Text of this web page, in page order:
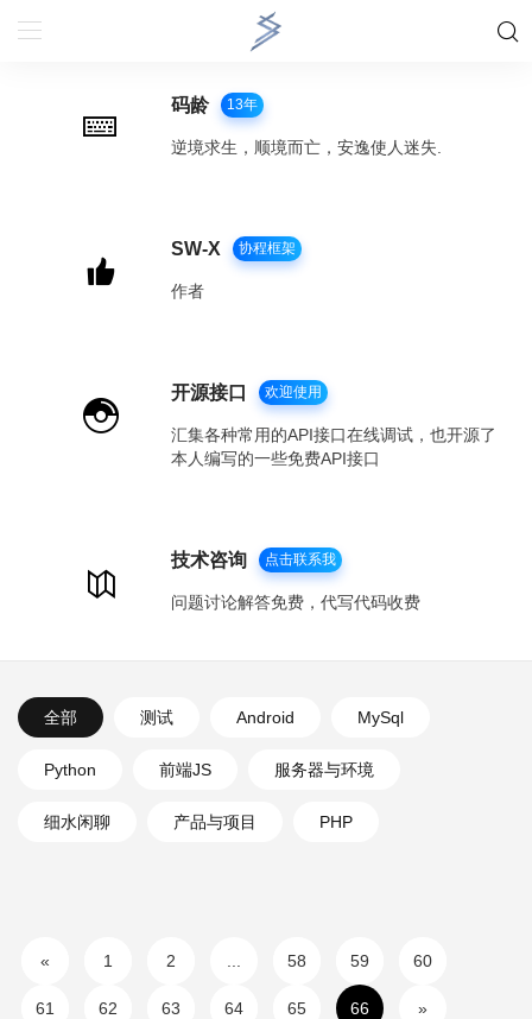
码龄 13年
逆境求生，顺境而亡，安逸使人迷失.
SW-X 协程框架
作者
开源接口 欢迎使用
汇集各种常用的API接口在线调试，也开源了
本人编写的一些免费API接口
技术咨询 点击联系我
问题讨论解答免费，代写代码收费
全部 测试 Android MySql
Python 前端JS 服务器与环境
细水闲聊 产品与项目 PHP
« 1 2 58 59 60
61 62 63 64 65 66 »